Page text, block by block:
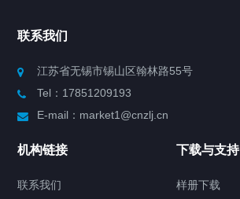
制冷加热动态控温系统
联系我们
江苏省无锡市锡山区翰林路55号
Tel：17851209193
E-mail：market1@cnzlj.cn
机构链接
联系我们
下载与支持
样册下载